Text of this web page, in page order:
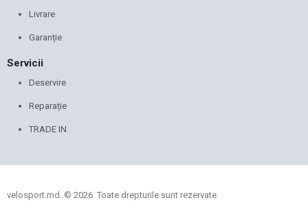
Livrare
Garanție
Servicii
Deservire
Reparație
TRADE IN
velosport.md. © 2026. Toate drepturile sunt rezervate.